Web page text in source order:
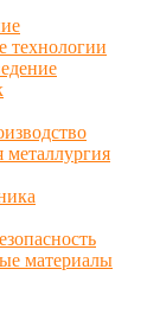
технологии
материалы